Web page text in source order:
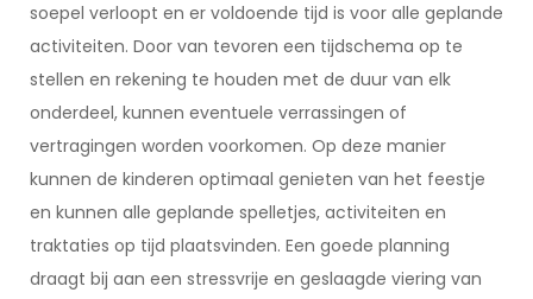
soepel verloopt en er voldoende tijd is voor alle geplande
activiteiten. Door van tevoren een tijdschema op te
stellen en rekening te houden met de duur van elk
onderdeel, kunnen eventuele verrassingen of
vertragingen worden voorkomen. Op deze manier
kunnen de kinderen optimaal genieten van het feestje
en kunnen alle geplande spelletjes, activiteiten en
traktaties op tijd plaatsvinden. Een goede planning
draagt bij aan een stressvrije en geslaagde viering van